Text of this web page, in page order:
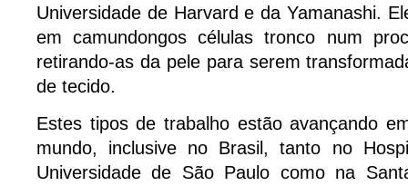
Universidade de Harvard e da Yamanashi.
em camundongos células tronco num
retirando-as da pele para serem
de tecido.
Estes tipos de trabalho estão avançando
mundo, inclusive no Brasil, tanto no
Universidade de São Paulo como na